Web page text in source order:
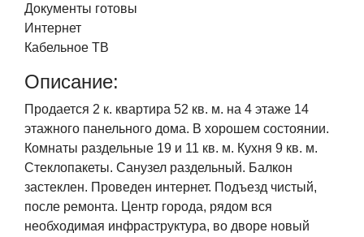
Документы готовы
Интернет
Кабельное ТВ
Описание:
Продается 2 к. квартира 52 кв. м. на 4 этаже 14
этажного панельного дома. В хорошем состоянии.
Комнаты раздельные 19 и 11 кв. м. Кухня 9 кв. м.
Стеклопакеты. Санузел раздельный. Балкон
застеклен. Проведен интернет. Подъезд чистый,
после ремонта. Центр города, рядом вся
необходимая инфраструктура, во дворе новый